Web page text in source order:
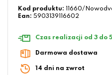
Kod produktu:
11660/
Ean: 5903139116602
Czas realizacji od 3 do
Darmowa dostawa
14 dni na zwrot